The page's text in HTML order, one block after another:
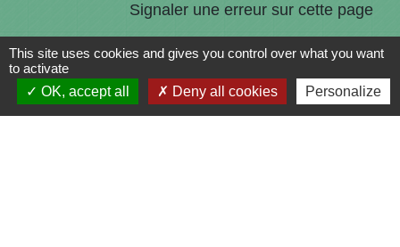
Signaler une erreur sur cette page
This site uses cookies and gives you control over what you want
to activate
OK, accept all
Deny all cookies Personalize